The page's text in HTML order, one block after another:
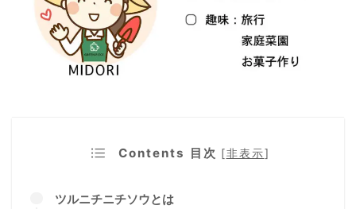
Contents 目次 [非表示]
ツルニチニチソウとは